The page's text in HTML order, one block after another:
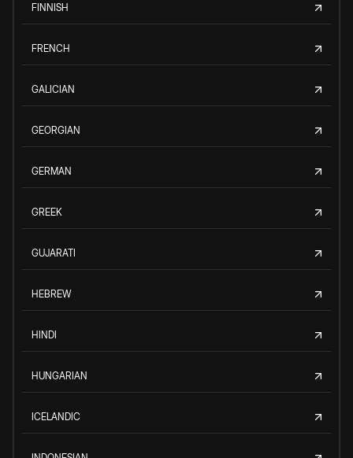
FINNISH
FRENCH
GALICIAN
GEORGIAN
GERMAN
GREEK
GUJARATI
HEBREW
HINDI
HUNGARIAN
ICELANDIC